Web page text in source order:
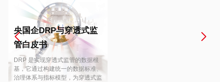
Europe
Hungary
央国企DRP与穿透式监
管白皮书
DRP 是实现穿透式监管的数据根
基，它通过构建统一的数据标准、
治理体系与指标模型，为穿透式监